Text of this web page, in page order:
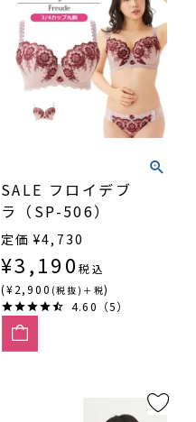
SALE フロイデブ
ラ（SP-506）
定価 ¥4,730
¥3,190 税込
(¥2,900 (税抜)＋税)
4.60（5）